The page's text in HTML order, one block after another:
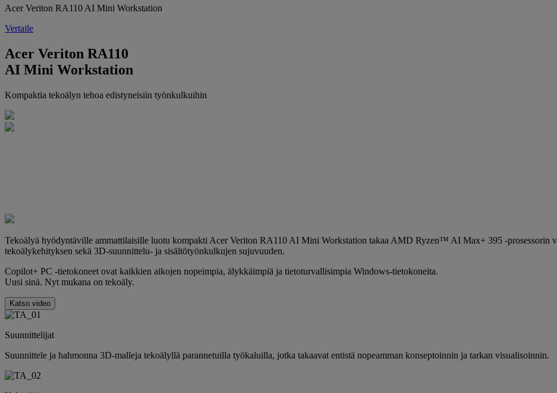
Acer Veriton RA110 AI Mini Workstation
Vertaile
Acer Veriton RA110
AI Mini Workstation
Kompaktia tekoälyn tehoa edistyneisiin työnkulkuihin
Tekoälyä hyödyntäville ammattilaisille luotu kompakti Acer Veriton RA110 AI Mini Workstation takaa AMD Ryzen™ AI Max+ 395 -prosessorin
tekoälykehityksen sekä 3D-suunnittelu- ja sisältötyönkulkujen sujuvuuden.
Copilot+ PC -tietokoneet ovat kaikkien aikojen nopeimpia, älykkäimpiä ja tietoturvallisimpia Windows-tietokoneita.
Uusi sinä. Nyt mukana on tekoäly.
Katso video
Suunnittelijat
Suunnittele ja hahmonna 3D-malleja tekoälyllä parannetuilla työkaluilla, jotka takaavat entistä nopeamman konseptoinnin ja tarkan visualisoinnin.